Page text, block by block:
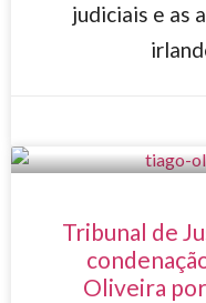
judiciais e as
Tribunal de
Oliveira